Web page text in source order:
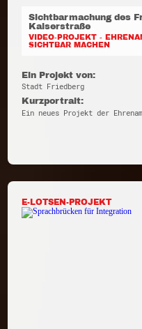
Sichtbarmachung des
Kaiserstraße
VIDEO-PROJEKT -
SICHTBAR MACHEN
Ein Projekt von:
Stadt Friedberg
Kurzportrait:
Ein neues Projekt der
E-LOTSEN-PROJEKT